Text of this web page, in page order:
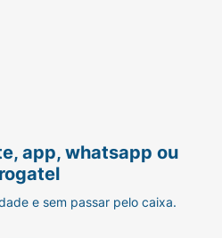
app, whatsapp ou
e sem passar pelo caixa.